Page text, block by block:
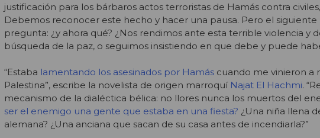
justificación para los bárbaros actos terroristas de Hamás contra
Debemos reconocer este hecho y hacer una pausa. Pero el siguiente
pregunta: ¿y ahora qué? ¿Nos rendimos ante esta terrible violencia y
búsqueda de la paz, o seguimos insistiendo en que debe y puede
“Estaba lamentando los asesinados por Hamás cuando me vinieron a
Palestina”, escribe la novelista de origen marroquí Najat El Hachmi.
mecanismo de la dialéctica bélica: no llores nunca los muertos del
ser el enemigo una gente que estaba en una fiesta? ¿Una niña llena
alemana? ¿Una anciana que sacan de su casa antes de incendiarla?”